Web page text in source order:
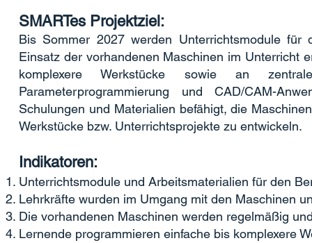
SMARTes Projektziel:
Bis Sommer 2027 werden Unterrichtsmodule
Einsatz der vorhandenen Maschinen im Unterricht
komplexere Werkstücke sowie an
Parameterprogrammierung und CAD/CAM-
Schulungen und Materialien befähigt, die
Werkstücke bzw. Unterrichtsprojekte zu entwickeln.
Indikatoren:
Unterrichtsmodule und Arbeitsmaterialien für den
Lehrkräfte wurden im Umgang mit den Maschinen
Die vorhandenen Maschinen werden regelmäßig
Lernende programmieren einfache bis komplexere